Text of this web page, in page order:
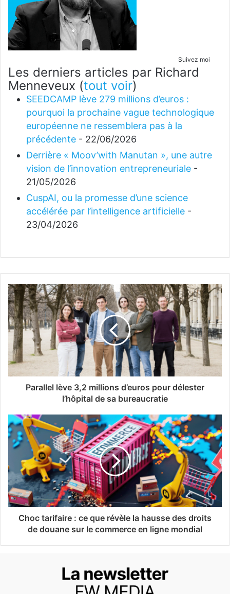
Suivez moi
Les derniers articles par Richard
Menneveux (tout voir)
SEEDCAMP lève 279 millions d’euros :
pourquoi la prochaine vague technologique
européenne ne ressemblera pas à la
précédente - 22/06/2026
Derrière « Moov’with Manutan », une autre
vision de l’innovation entrepreneuriale -
21/05/2026
CuspAI, ou la promesse d’une science
accélérée par l’intelligence artificielle -
23/04/2026
Parallel lève 3,2 millions d’euros pour délester
l’hôpital de sa bureaucratie
Choc tarifaire : ce que révèle la hausse des droits
de douane sur le commerce en ligne mondial